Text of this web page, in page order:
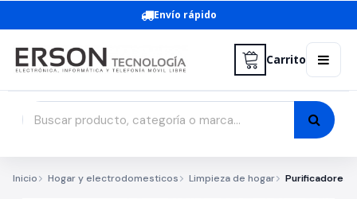
Envío rápido
Carrito
Inicio Hogar y electrodomesticos Limpieza de hogar Purificadores